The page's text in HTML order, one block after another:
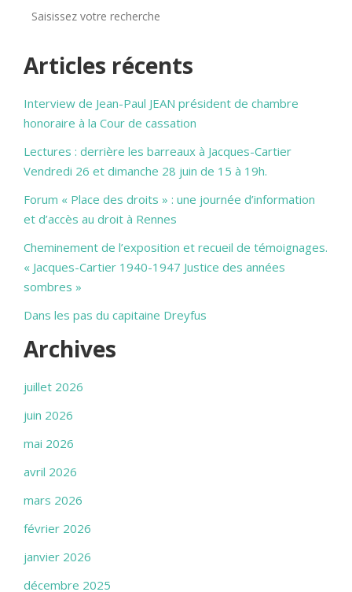
Articles récents
Interview de Jean-Paul JEAN président de chambre
honoraire à la Cour de cassation
Lectures : derrière les barreaux à Jacques-Cartier
Vendredi 26 et dimanche 28 juin de 15 à 19h.
Forum « Place des droits » : une journée d’information
et d’accès au droit à Rennes
Cheminement de l’exposition et recueil de témoignages.
« Jacques-Cartier 1940-1947 Justice des années
sombres »
Dans les pas du capitaine Dreyfus
Archives
juillet 2026
juin 2026
mai 2026
avril 2026
mars 2026
février 2026
janvier 2026
décembre 2025